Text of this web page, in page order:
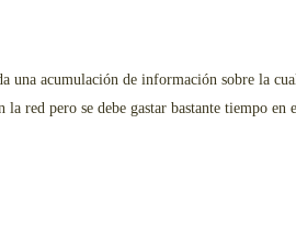
una acumulación de información sobre la
red pero se debe gastar bastante tiempo